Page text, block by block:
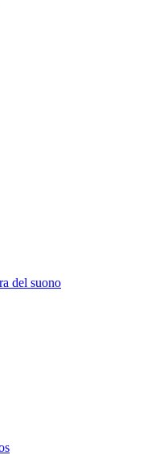
del suono